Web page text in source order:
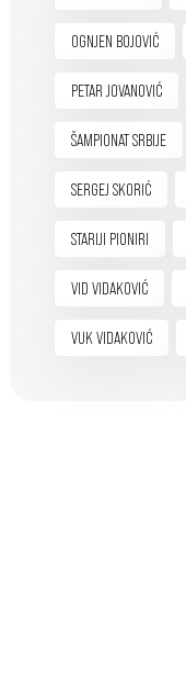
OGNJEN BOJOVIĆ
PETAR JOVANOVIĆ
ŠAMPIONAT SRBIJE
SERGEJ SKORIĆ
STARIJI PIONIRI
VID VIDAKOVIĆ
VUK VIDAKOVIĆ